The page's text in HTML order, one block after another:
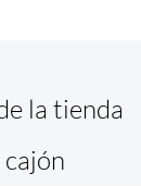
la tienda
cajón